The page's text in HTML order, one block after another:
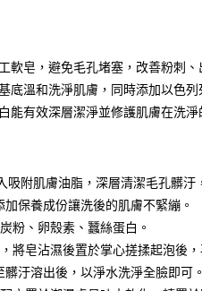
軟皂，避免毛孔堵塞，改善粉刺、
底溫和洗淨肌膚，同時添加以色列
能有效深層潔淨並修護肌膚在洗淨
吸附肌膚油脂，深層清潔毛孔髒汙
保養成份讓洗後的肌膚不緊繃。
粉、卵殼素、蠶絲蛋白。
將皂沾濕後置於掌心搓揉起泡後
汙溶出後，以淨水洗淨全臉即可。